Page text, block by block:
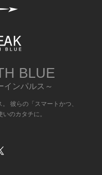
BLUE
インパルス～
彼らの「スマートかつ、
のカタチに。